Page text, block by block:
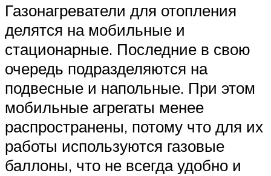
Газонагреватели для отопления
делятся на мобильные и
стационарные. Последние в свою
очередь подразделяются на
подвесные и напольные. При этом
мобильные агрегаты менее
распространены, потому что для их
работы используются газовые
баллоны, что не всегда удобно и